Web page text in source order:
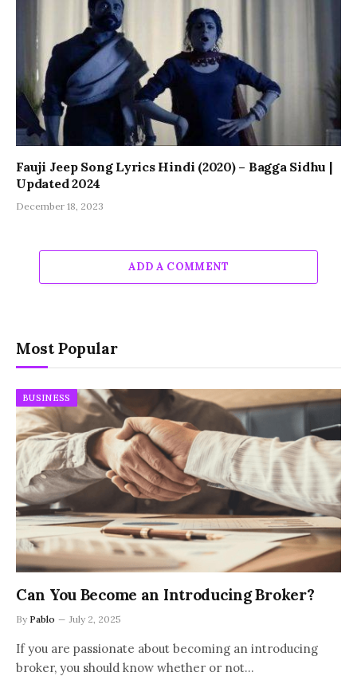
Fauji Jeep Song Lyrics Hindi (2020) – Bagga Sidhu |
Updated 2024
December 18, 2023
ADD A COMMENT
Most Popular
BUSINESS
Can You Become an Introducing Broker?
By Pablo July 2, 2025
If you are passionate about becoming an introducing
broker, you should know whether or not…